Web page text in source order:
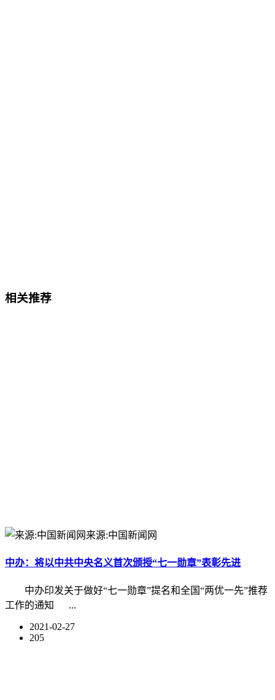
相关推荐
来源:中国新闻网
中办：将以中共中央名义首次颁授“七一勋章”表彰先进
中办印发关于做好“七一勋章”提名和全国“两优一先”推荐
工作的通知 ...
2021-02-27
205